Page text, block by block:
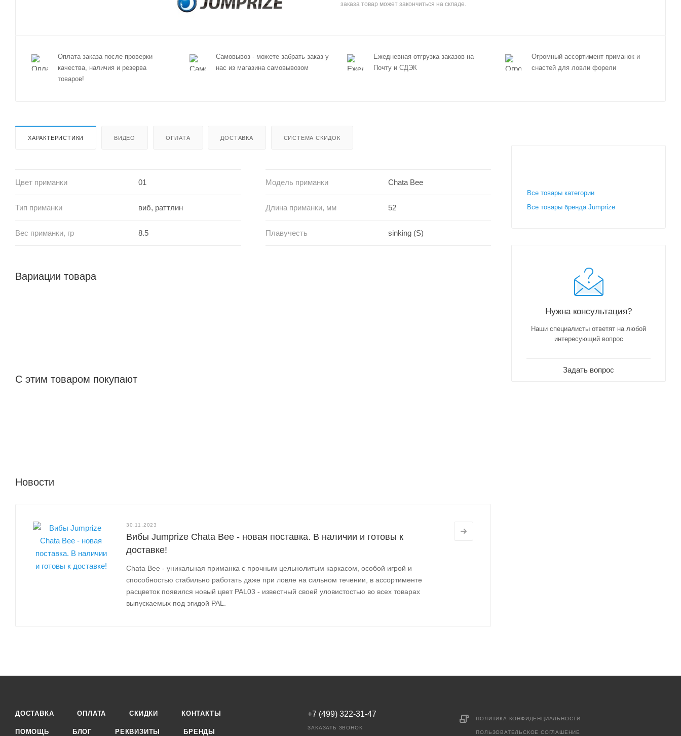
заказа товар может закончиться на складе.
Оплата заказа после проверки
качества, наличия и резерва
товаров!
Самовывоз - можете забрать заказ у
нас из магазина самовывозом
Ежедневная отгрузка заказов на
Почту и СДЭК
Огромный ассортимент приманок и
снастей для ловли форели
ХАРАКТЕРИСТИКИ ВИДЕО ОПЛАТА ДОСТАВКА СИСТЕМА СКИДОК
Цвет приманки 01 Модель приманки Chata Bee
Тип приманки виб, раттлин Длина приманки, мм 52
Вес приманки, гр 8.5 Плавучесть sinking (S)
Вариации товара
С этим товаром покупают
Новости
30.11.2023
Вибы Jumprize Chata Bee - новая поставка. В наличии и готовы к
доставке!
Chata Bee - уникальная приманка с прочным цельнолитым каркасом, особой игрой и
способностью стабильно работать даже при ловле на сильном течении, в ассортименте
расцветок появился новый цвет PAL03 - известный своей уловистостью во всех товарах
выпускаемых под эгидой PAL.
Все товары категории
Все товары бренда Jumprize
Нужна консультация?
Наши специалисты ответят на любой
интересующий вопрос
Задать вопрос
ДОСТАВКА ОПЛАТА СКИДКИ КОНТАКТЫ
ПОМОЩЬ БЛОГ РЕКВИЗИТЫ БРЕНДЫ
+7 (499) 322-31-47
ЗАКАЗАТЬ ЗВОНОК
ПОЛИТИКА КОНФИДЕНЦИАЛЬНОСТИ
ПОЛЬЗОВАТЕЛЬСКОЕ СОГЛАШЕНИЕ